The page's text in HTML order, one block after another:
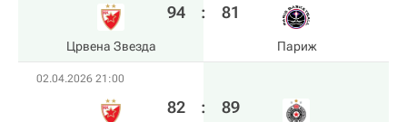
Црвена Звезда
94 : 81
Париж
02.04.2026 21:00
82 : 89